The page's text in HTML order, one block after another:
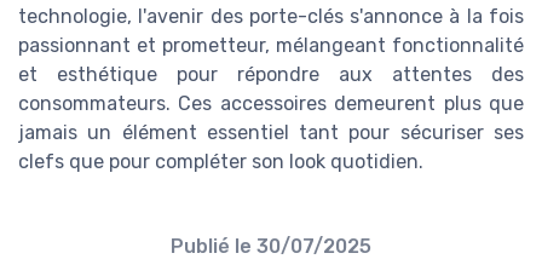
technologie, l'avenir des porte-clés s'annonce à la fois
passionnant et prometteur, mélangeant fonctionnalité
et esthétique pour répondre aux attentes des
consommateurs. Ces accessoires demeurent plus que
jamais un élément essentiel tant pour sécuriser ses
clefs que pour compléter son look quotidien.
Publié le 30/07/2025